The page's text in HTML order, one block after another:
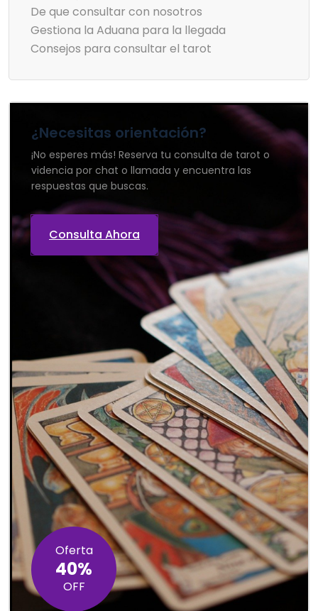
De que consultar con nosotros
Gestiona la Aduana para la llegada
Consejos para consultar el tarot
¿Necesitas orientación?
¡No esperes más! Reserva tu consulta de tarot o
videncia por chat o llamada y encuentra las
respuestas que buscas.
Consulta Ahora
Oferta
40%
OFF